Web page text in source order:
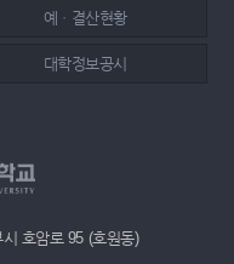
예ㆍ결산현황
대학정보공시
호암로 95 (호원동)